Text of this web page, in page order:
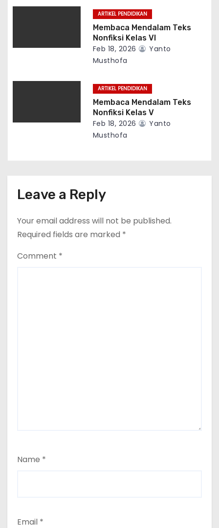
ARTIKEL PENDIDIKAN
Membaca Mendalam Teks
Nonfiksi Kelas VI
Feb 18, 2026
Yanto
Musthofa
ARTIKEL PENDIDIKAN
Membaca Mendalam Teks
Nonfiksi Kelas V
Feb 18, 2026
Yanto
Musthofa
Leave a Reply
Your email address will not be published.
Required fields are marked *
Comment *
Name *
Email *